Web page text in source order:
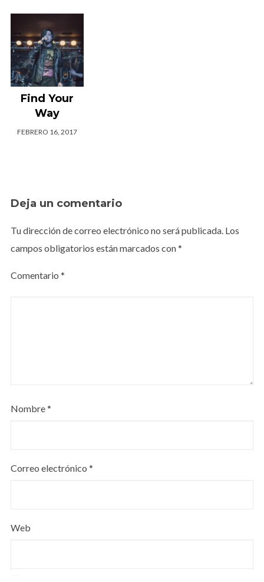
Find Your
Way
FEBRERO 16, 2017
Deja un comentario
Tu dirección de correo electrónico no será publicada. Los
campos obligatorios están marcados con*
Comentario *
Nombre*
Correo electrónico *
Web